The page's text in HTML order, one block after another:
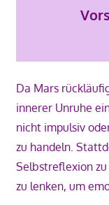
Da Mars
innerer Unruhe
nicht impulsiv
zu handeln.
Selbstreflexion
zu lenken, um